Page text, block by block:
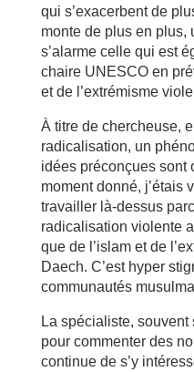
qui s’exacerbent de
monte de plus en plus,
s’alarme celle qui est
chaire UNESCO en
et de l’extrémisme
À titre de chercheuse,
radicalisation, un
idées préconçues sont
moment donné, j’étais
travailler là-dessus
radicalisation violente
que de l’islam et de
Daech. C’est hyper
communautés
La spécialiste,
pour commenter des
continue de s’y